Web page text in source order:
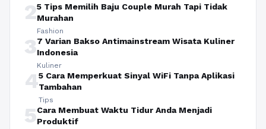
25 Tips Memilih Baju Couple Murah Tapi Tidak
Murahan
Fashion
37 Varian Bakso Antimainstream Wisata Kuliner
Indonesia
Kuliner
45 Cara Memperkuat Sinyal WiFi Tanpa Aplikasi
Tambahan
Tips
5Cara Membuat Waktu Tidur Anda Menjadi
Produktif